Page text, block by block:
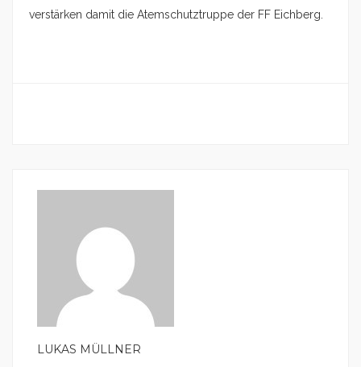
verstärken damit die Atemschutztruppe der FF Eichberg.
LUKAS MÜLLNER